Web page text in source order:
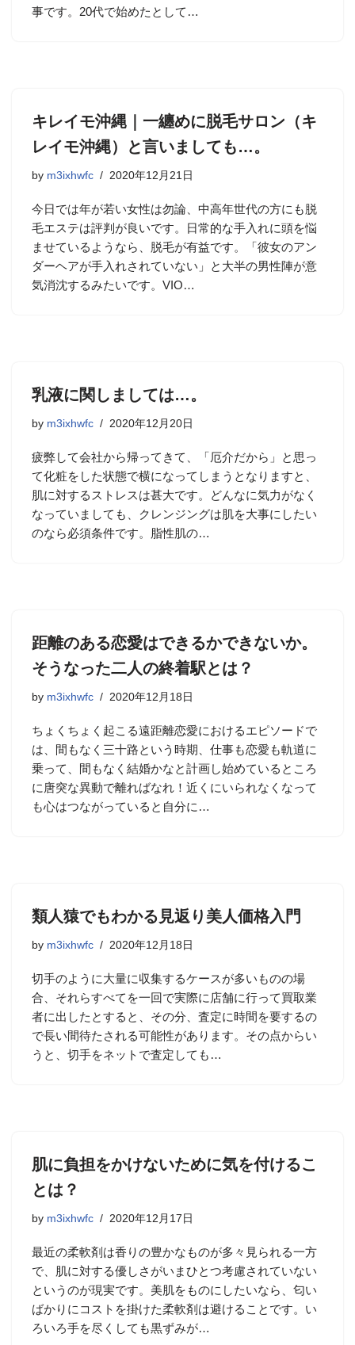
事です。20代で始めたとして…
キレイモ沖縄｜一纏めに脱毛サロン（キ
レイモ沖縄）と言いましても…。
by m3ixhwfc 2020年12月21日
今日では年が若い女性は勿論、中高年世代の方にも脱
毛エステは評判が良いです。日常的な手入れに頭を悩
ませているようなら、脱毛が有益です。「彼女のアン
ダーヘアが手入れされていない」と大半の男性陣が意
気消沈するみたいです。VIO…
乳液に関しましては…。
by m3ixhwfc 2020年12月20日
疲弊して会社から帰ってきて、「厄介だから」と思っ
て化粧をした状態で横になってしまうとなりますと、
肌に対するストレスは甚大です。どんなに気力がなく
なっていましても、クレンジングは肌を大事にしたい
のなら必須条件です。脂性肌の…
距離のある恋愛はできるかできないか。
そうなった二人の終着駅とは？
by m3ixhwfc 2020年12月18日
ちょくちょく起こる遠距離恋愛におけるエピソードで
は、間もなく三十路という時期、仕事も恋愛も軌道に
乗って、間もなく結婚かなと計画し始めているところ
に唐突な異動で離ればなれ！近くにいられなくなって
も心はつながっていると自分に…
類人猿でもわかる見返り美人価格入門
by m3ixhwfc 2020年12月18日
切手のように大量に収集するケースが多いものの場
合、それらすべてを一回で実際に店舗に行って買取業
者に出したとすると、その分、査定に時間を要するの
で長い間待たされる可能性があります。その点からい
うと、切手をネットで査定しても…
肌に負担をかけないために気を付けるこ
とは？
by m3ixhwfc 2020年12月17日
最近の柔軟剤は香りの豊かなものが多々見られる一方
で、肌に対する優しさがいまひとつ考慮されていない
というのが現実です。美肌をものにしたいなら、匂い
ばかりにコストを掛けた柔軟剤は避けることです。い
ろいろ手を尽くしても黒ずみが…